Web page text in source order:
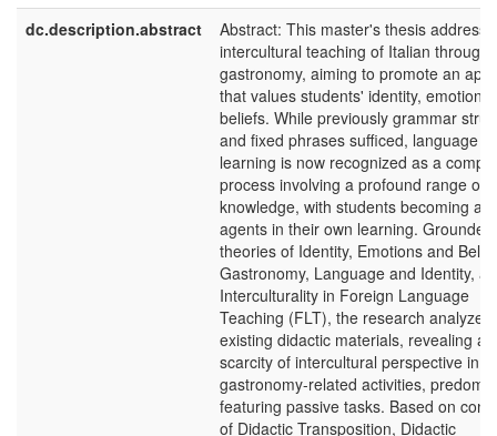
dc.description.abstract
Abstract: This master's thesis
intercultural teaching of Italian through
gastronomy, aiming to promote an
that values students' identity,
beliefs. While previously grammar
and fixed phrases sufficed, language
learning is now recognized as a
process involving a profound range of
knowledge, with students becoming
agents in their own learning.
theories of Identity, Emotions and
Gastronomy, Language and Identity,
Interculturality in Foreign Language
Teaching (FLT), the research analyzed
existing didactic materials, revealing a
scarcity of intercultural perspective in
gastronomy-related activities,
featuring passive tasks. Based on
of Didactic Transposition, Didactic